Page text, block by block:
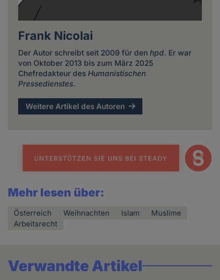
Frank Nicolai
Der Autor schreibt seit 2009 für den hpd. Er war
von Oktober 2013 bis zum März 2025
Chefredakteur des Humanistischen
Pressedienstes.
Weitere Artikel des Autoren
Mehr lesen über:
Österreich Weihnachten Islam
Muslime
Arbeitsrecht
Verwandte Artikel